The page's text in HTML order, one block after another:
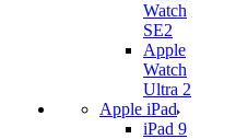
Watch
SE2
Apple
Watch
Ultra 2
Apple iPad
iPad 9